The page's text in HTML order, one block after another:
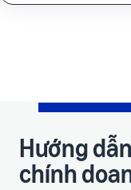
Hướng
chính